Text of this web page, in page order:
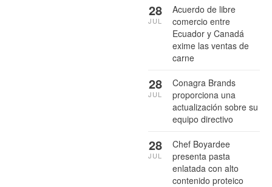
Acuerdo de libre
comercio entre
Ecuador y Canadá
exime las ventas de
carne
28
JUL
Conagra Brands
proporciona una
actualización sobre su
equipo directivo
28
JUL
Chef Boyardee
presenta pasta
enlatada con alto
contenido proteico
28
JUL